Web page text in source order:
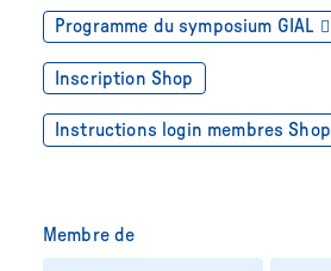
Programme du symposium GIAL
Inscription Shop
Instructions login membres Shop
Membre de